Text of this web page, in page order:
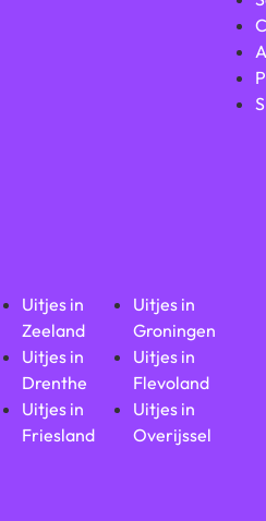
Uitjes in
Zeeland
Uitjes in
Drenthe
Uitjes in
Friesland
Uitjes in
Groningen
Uitjes in
Flevoland
Uitjes in
Overijssel